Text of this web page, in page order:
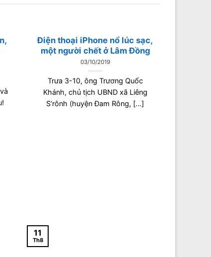
Điện thoại iPhone nổ lúc sạc,
một người chết ở Lâm Đồng
03/10/2019
Trưa 3-10, ông Trương Quốc
Khánh, chủ tịch UBND xã Liêng
S’rônh (huyện Đam Rông, [...]
11
Th8